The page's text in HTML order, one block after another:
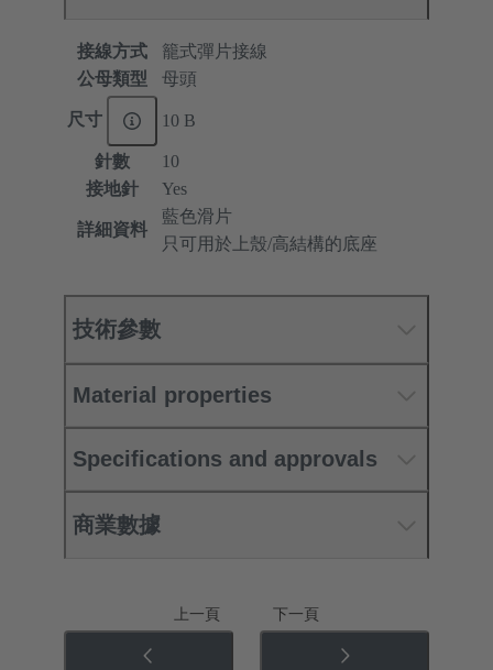
接線方式
籠式彈片接線
公母類型
母頭
尺寸 10 B
針數
10
接地針
Yes
詳細資料
藍色滑片
只可用於上殼/高結構的底座
技術參數
Material properties
Specifications and approvals
商業數據
上一頁 下一頁